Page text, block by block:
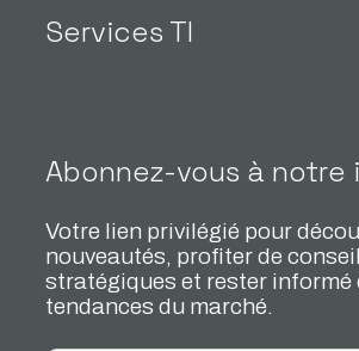
Services TI
Abonnez-vous à
Votre lien privilégié pour
nouveautés, profiter de
stratégiques et rester informé
tendances du marché.